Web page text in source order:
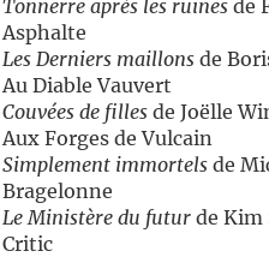
Tonnerre après les ruinesde
Asphalte
Les Derniers maillonsde
Au Diable Vauvert
Couvées de fillesde Joëlle
Aux Forges de Vulcain
Simplement immortelsde
Bragelonne
Le Ministère du futurde Kim
Critic